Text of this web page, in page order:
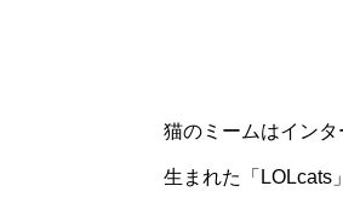
猫のミームはイン
生まれた「LOLcats